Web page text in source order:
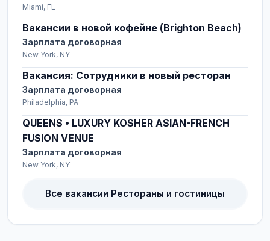
Miami, FL
Вакансии в новой кофейне (Brighton Beach)
Зарплата договорная
New York, NY
Вакансия: Сотрудники в новый ресторан
Зарплата договорная
Philadelphia, PA
QUEENS • LUXURY KOSHER ASIAN-FRENCH
FUSION VENUE
Зарплата договорная
New York, NY
Все вакансии Рестораны и гостиницы